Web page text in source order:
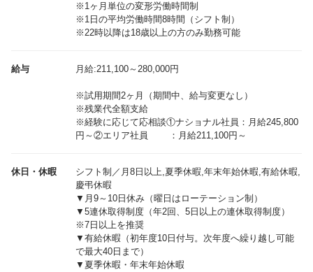
※1ヶ月単位の変形労働時間制
※1日の平均労働時間8時間（シフト制）
※22時以降は18歳以上の方のみ勤務可能
給与 月給:211,100～280,000円
※試用期間2ヶ月（期間中、給与変更なし）
※残業代全額支給
※経験に応じて応相談①ナショナル社員：月給245,800
休日・休暇
シフト制／月8日以上,夏季休暇,年末年始休暇,有給休暇,
慶弔休暇
▼月9～10日休み（曜日はローテーション制）
▼5連休取得制度（年2回、5日以上の連休取得制度）
※7日以上を推奨
▼有給休暇（初年度10日付与。次年度へ繰り越し可能
で最大40日まで）
▼夏季休暇・年末年始休暇